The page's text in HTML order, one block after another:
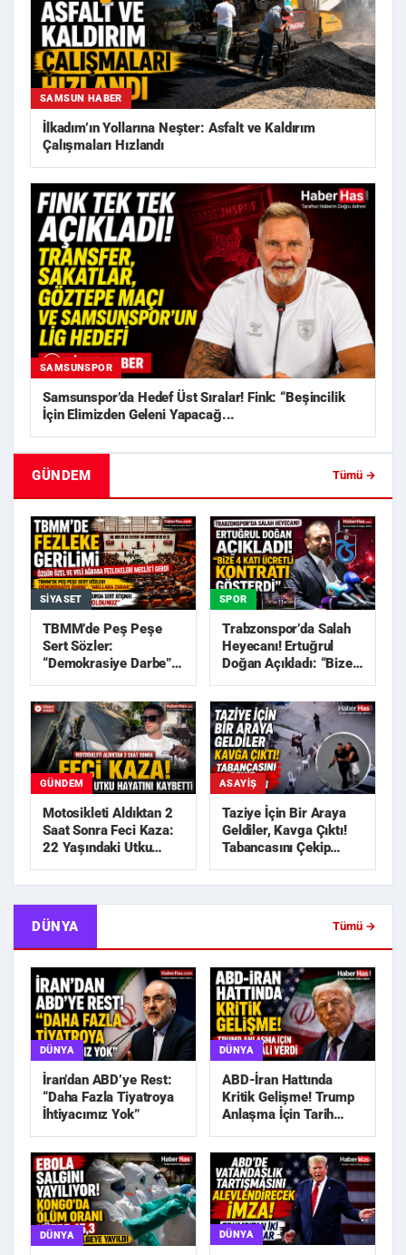
SAMSUN HABER
İlkadım’ın Yollarına Neşter: Asfalt ve Kaldırım
Çalışmaları Hızlandı
SAMSUNSPOR
Samsunspor’da Hedef Üst Sıralar! Fink: “Beşincilik
İçin Elimizden Geleni Yapacağ...
GÜNDEM Tümü →
SIYASET
TBMM’de Peş Peşe
Sert Sözler:
“Demokrasiye Darbe”,
SPOR
Trabzonspor’da Salah
Heyecanı! Ertuğrul
Doğan Açıkladı: “Bize
GÜNDEM
Motosikleti Aldıktan 2
Saat Sonra Feci Kaza:
22 Yaşındaki Utku
ASAYIŞ
Taziye İçin Bir Araya
Geldiler, Kavga Çıktı!
Tabancasını Çekip
DÜNYA Tümü →
DÜNYA
İran’dan ABD’ye Rest:
“Daha Fazla Tiyatroya
İhtiyacımız Yok”
DÜNYA
ABD-İran Hattında
Kritik Gelişme! Trump
Anlaşma İçin Tarih
DÜNYA DÜNYA